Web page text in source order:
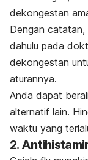
dekongestan
Dengan
dahulu pada
dekongestan
aturannya.
Anda dapat
alternatif lain.
waktu yang
2.